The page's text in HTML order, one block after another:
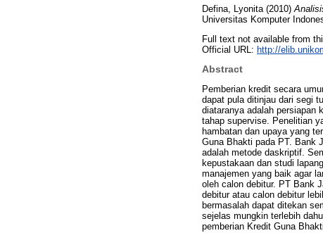
Defina, Lyonita (2010)
Universitas Komputer
Full text not available from
Official URL: http://
Abstract
Pemberian kredit secara
dapat pula ditinjau dari segi
diataranya adalah persiapan
tahap supervise. Penelitian
hambatan dan upaya yang
Guna Bhakti pada PT. Bank
adalah metode daskriptif.
kepustakaan dan studi
manajemen yang baik agar
oleh calon debitur. PT Bank
debitur atau calon debitur
bermasalah dapat ditekan
sejelas mungkin terlebih
pemberian Kredit Guna